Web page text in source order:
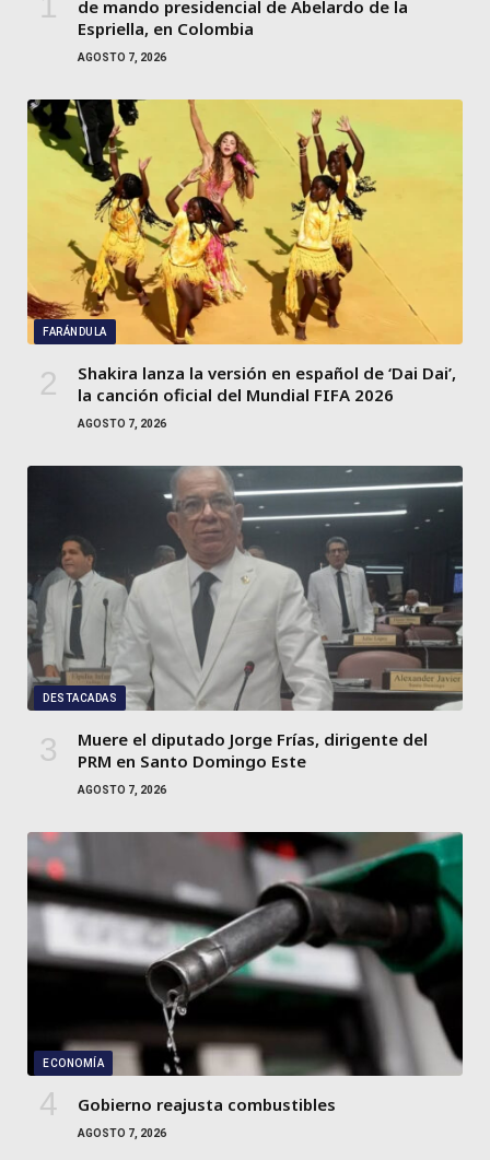
de mando presidencial de Abelardo de la
Espriella, en Colombia
AGOSTO 7, 2026
FARÁNDULA
Shakira lanza la versión en español de ‘Dai Dai’,
la canción oficial del Mundial FIFA 2026
AGOSTO 7, 2026
DESTACADAS
Muere el diputado Jorge Frías, dirigente del
PRM en Santo Domingo Este
AGOSTO 7, 2026
ECONOMÍA
Gobierno reajusta combustibles
AGOSTO 7, 2026